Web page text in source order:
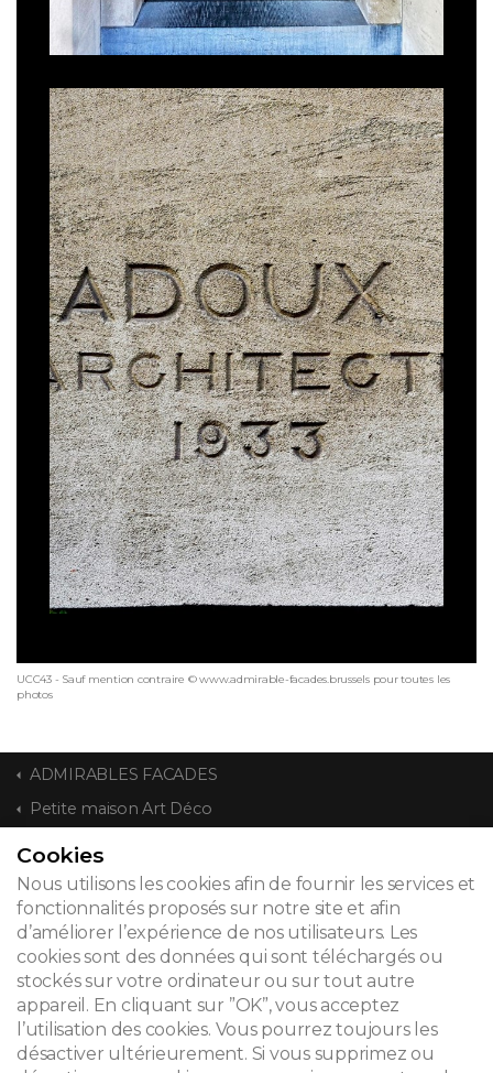
UCC43 - Sauf mention contraire © www.admirable-facades.brussels pour toutes les
photos
ADMIRABLES FACADES
Petite maison Art Déco
CONTACT
© 2026
Mentions légales
Newsletter
Cookies
Nous utilisons les cookies afin de fournir les services et
fonctionnalités proposés sur notre site et afin
d’améliorer l’expérience de nos utilisateurs. Les
cookies sont des données qui sont téléchargés ou
stockés sur votre ordinateur ou sur tout autre
appareil. En cliquant sur ”OK”, vous acceptez
l’utilisation des cookies. Vous pourrez toujours les
désactiver ultérieurement. Si vous supprimez ou